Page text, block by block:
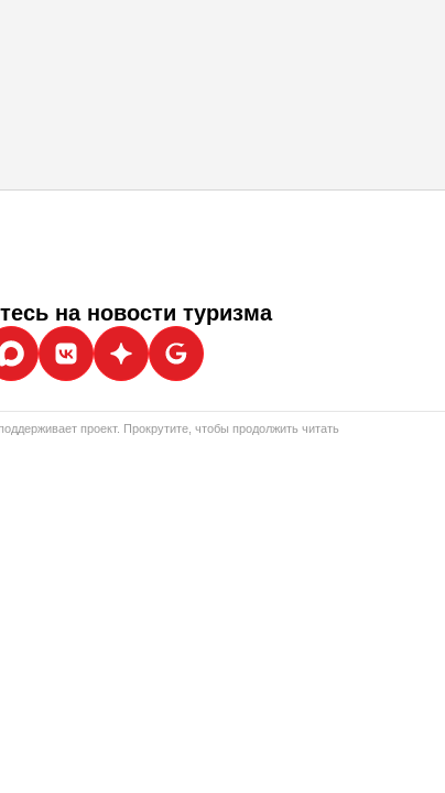
на новости туризма
проект. Прокрутите, чтобы продолжить читать